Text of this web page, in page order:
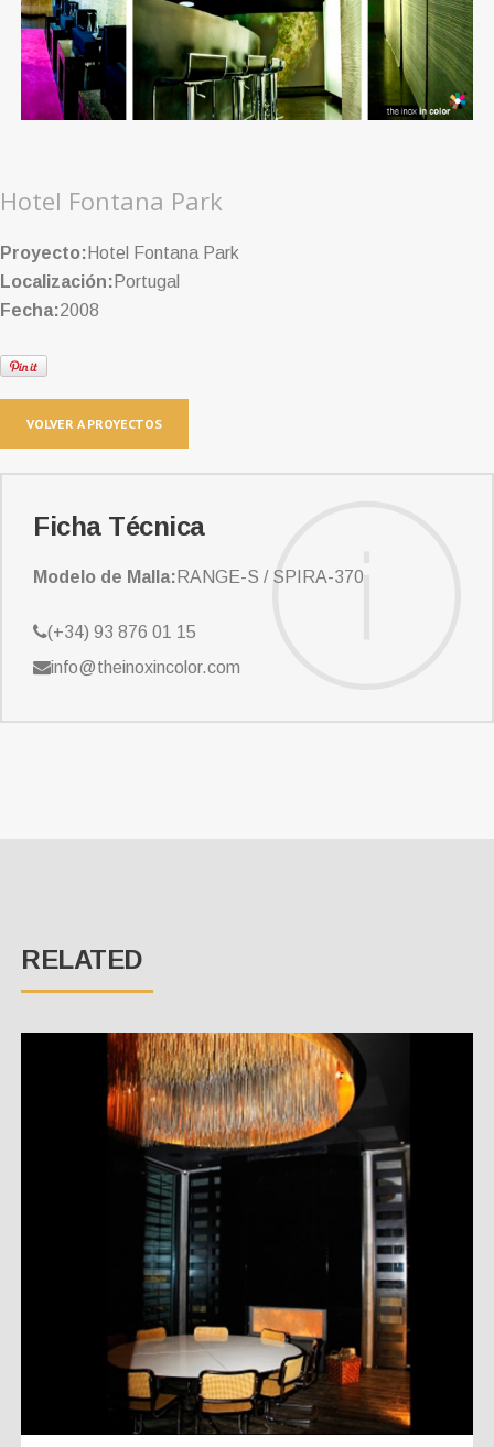
Hotel Fontana Park
Proyecto: Hotel Fontana Park
Localización: Portugal
Fecha:2008
VOLVER A PROYECTOS
Ficha Técnica
Modelo de Malla: RANGE-S / SPIRA-370
(+34) 93 876 01 15
info@theinoxincolor.com
RELATED